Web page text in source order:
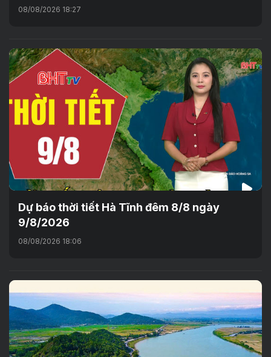
08/08/2026 18:27
Dự báo thời tiết Hà Tĩnh đêm 8/8 ngày
9/8/2026
08/08/2026 18:06